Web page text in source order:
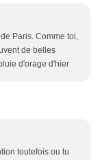
Paris. Comme toi,
de belles
d'orage d'hier
toutefois ou tu